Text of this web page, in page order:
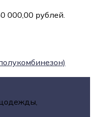
000,00 рублей.